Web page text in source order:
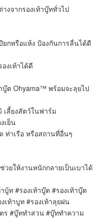
งจากรองเท้าบู๊ททั่วไป
ยกหรือแห้ง ป้องกันการลื่นได้ดี
งเท้าได้ดี
บู๊ต Ohyama™ พร้อมจะลุยไป
เลี้ยงสัตว์ในฟาร์ม
เย็น
ท่าเรือ หรือสถานที่อื่นๆ
วยให้งานหนักกลายเป็นเบาได้
บู้ท #รองเท้าบู๊ต #รองเท้าบู๊ต
เท้าบูท #รองเท้าลุยฝน
ร #บู๊ททำสวน #บู๊ททำความ